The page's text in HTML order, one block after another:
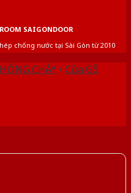
SAIGONDOOR
chống nước tại Sài Gòn từ 2010
CHÁY/Cửa Gỗ